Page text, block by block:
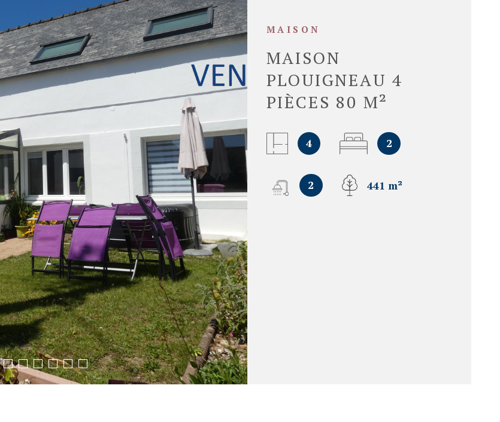
MAISON
MAISON
PLOUIGNEAU 4
PIÈCES 80 M²
4 2
2 441 m²